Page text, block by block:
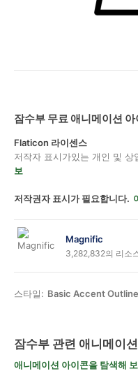
잠수부 무료 애니메이션
Flaticon 라이센스
저작자 표시가있는 개인 및 상
보
저작권자 표시가 필요합니다.
Magnific
3,282,832의 리소
스타일: Basic Accent Outline
잠수부 관련 애니메이
애니메이션 아이콘을 탐색해